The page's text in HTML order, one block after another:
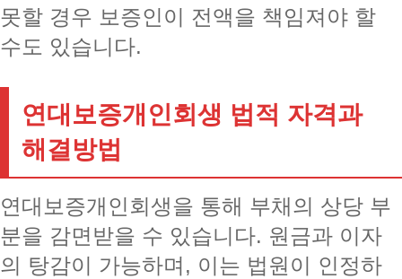
못할 경우 보증인이 전액을 책임져야 할
수도 있습니다.
연대보증개인회생 법적 자격과
해결방법
연대보증개인회생을 통해 부채의 상당 부
분을 감면받을 수 있습니다. 원금과 이자
의 탕감이 가능하며, 이는 법원이 인정하